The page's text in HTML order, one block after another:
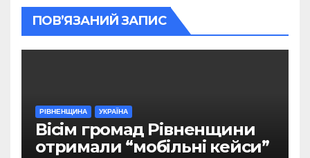
ПОВ’ЯЗАНИЙ ЗАПИС
РІВНЕНЩИНА УКРАЇНА
Вісім громад Рівненщини
отримали “мобільні кейси”